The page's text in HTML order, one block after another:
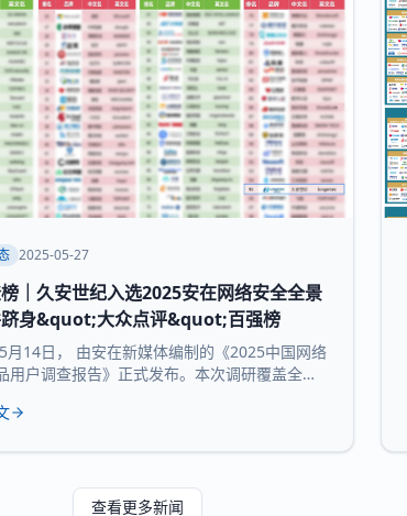
2025-05-27
｜久安世纪入选2025安在网络安全全景
跻身&quot;大众点评&quot;百强榜
月14日， 由安在新媒体编制的《2025中国网络
用户调查报告》正式发布。本次调研覆盖全国
安全产品用户大众点评全景图”“中国网络安全
与应用安全、信创产品、安全服务、通用网
查看更多新闻